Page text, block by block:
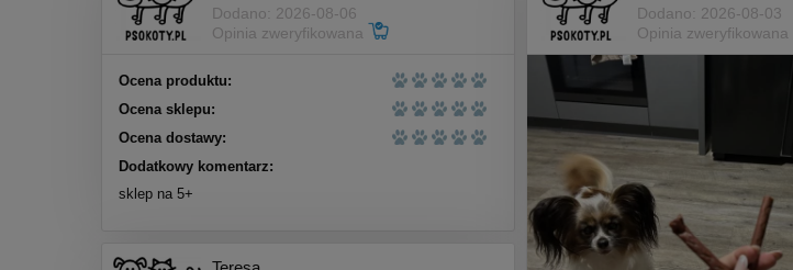
Dodano: 2026-08-06
Opinia zweryfikowana
Ocena produktu:
Ocena sklepu:
Ocena dostawy:
Dodatkowy komentarz:
sklep na 5+
Dodano: 2026-08-03
Opinia zweryfikowana